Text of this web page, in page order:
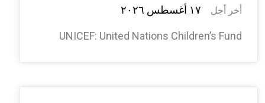
LEVEL 3), BEIRUT, LEBANON -
TILL JUNE 2027
(EXTENDABLE)
أخر أجل ١٧ أغسطس ٢٠٢٦
UNICEF: United Nations Children’s Fund